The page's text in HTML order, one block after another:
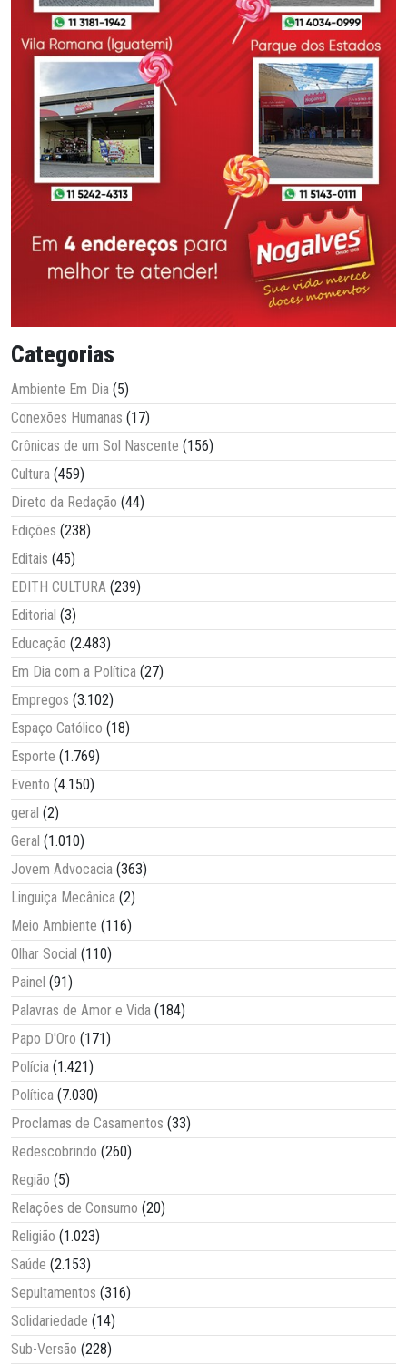
Categorias
Ambiente Em Dia (5)
Conexões Humanas (17)
Crônicas de um Sol Nascente (156)
Cultura (459)
Direto da Redação (44)
Edições (238)
Editais (45)
EDITH CULTURA (239)
Editorial (3)
Educação (2.483)
Em Dia com a Política (27)
Empregos (3.102)
Espaço Católico (18)
Esporte (1.769)
Evento (4.150)
geral (2)
Geral (1.010)
Jovem Advocacia (363)
Linguiça Mecânica (2)
Meio Ambiente (116)
Olhar Social (110)
Painel (91)
Palavras de Amor e Vida (184)
Papo D'Oro (171)
Polícia (1.421)
Política (7.030)
Proclamas de Casamentos (33)
Redescobrindo (260)
Região (5)
Relações de Consumo (20)
Religião (1.023)
Saúde (2.153)
Sepultamentos (316)
Solidariedade (14)
Sub-Versão (228)